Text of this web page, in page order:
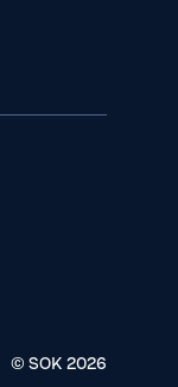
© SOK 2026